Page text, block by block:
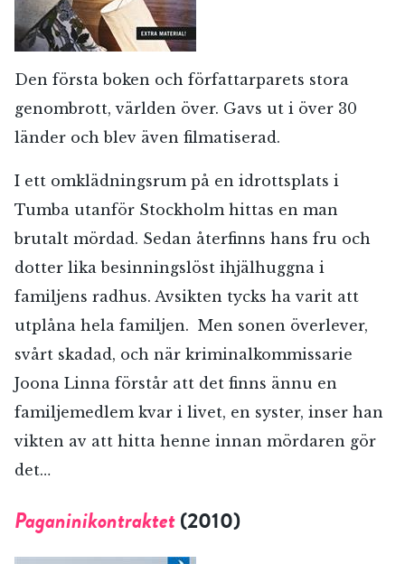
RÖSTA
E-post*
Den första boken och författarparets stora
genombrott, världen över. Gavs ut i över 30
länder och blev även filmatiserad.
I ett omklädningsrum på en idrottsplats i
Tumba utanför Stockholm hittas en man
brutalt mördad. Sedan återfinns hans fru och
dotter lika besinningslöst ihjälhuggna i
familjens radhus. Avsikten tycks ha varit att
utplåna hela familjen. Men sonen överlever,
svårt skadad, och när kriminalkommissarie
Joona Linna förstår att det finns ännu en
familjemedlem kvar i livet, en syster, inser han
vikten av att hitta henne innan mördaren gör
det…
Paganinikontraktet(2010)